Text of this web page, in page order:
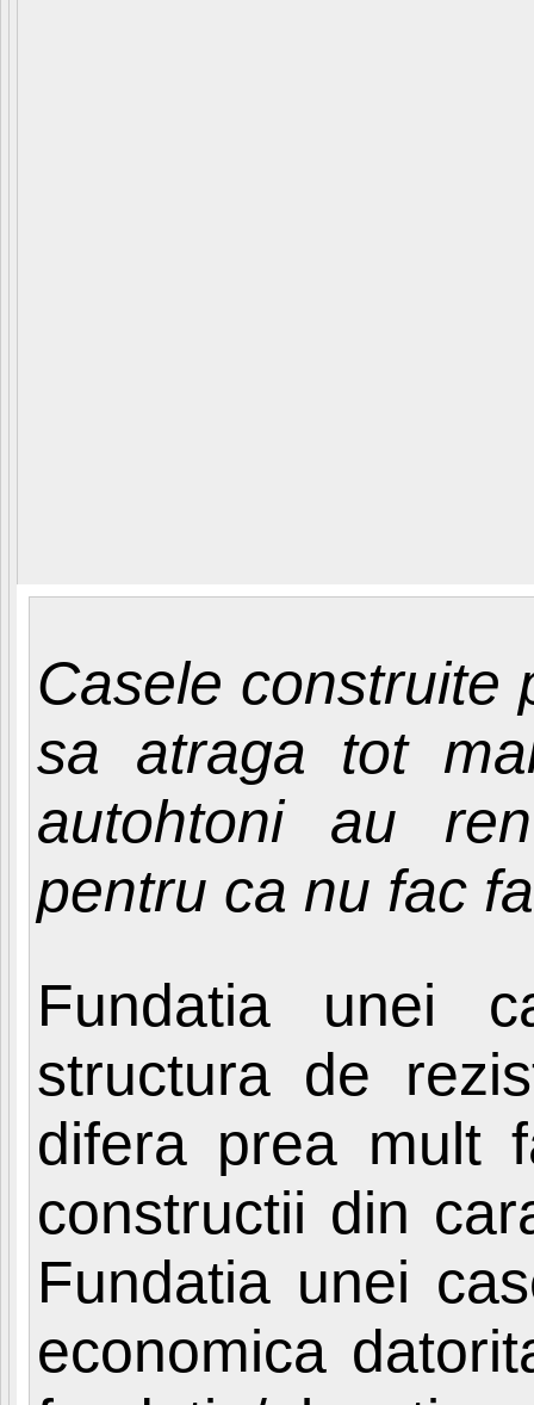
Casele construite
sa atraga tot
autohtoni au
pentru ca nu fac
Fundatia unei
structura de
difera prea mult
constructii din
Fundatia unei
economica